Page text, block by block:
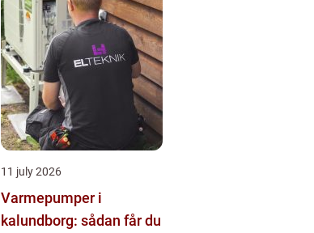
11 july 2026
Varmepumper i
kalundborg: sådan får du